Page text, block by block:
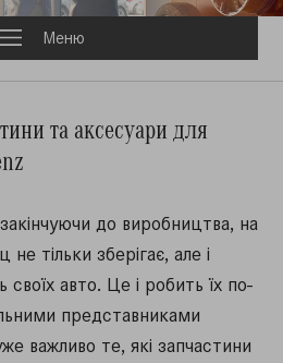
Меню
та аксесуари для
до виробництва, на
тільки зберігає, але і
своїх авто. Це і робить їх по-
представниками
важливо те, які запчастини